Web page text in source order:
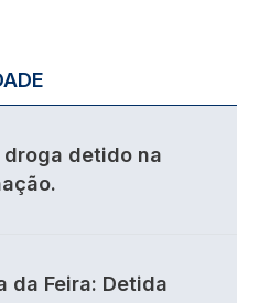
droga detido na
da Feira: Detida